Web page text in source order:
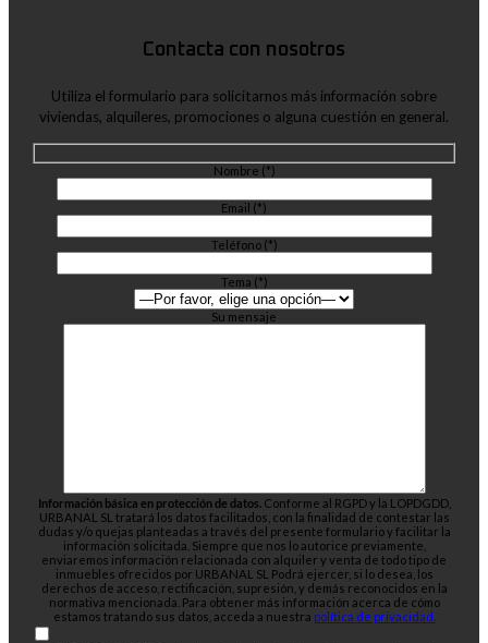
Contacta con nosotros
Utiliza el formulario para solicitarnos más información sobre
viviendas, alquileres, promociones o alguna cuestión en general.
Nombre (*)
Email (*)
Teléfono (*)
Tema (*)
Su mensaje
Información básica en protección de datos.Conforme al RGPD y la LOPDGDD,
URBANAL SL tratará los datos facilitados, con la finalidad de contestar las
dudas y/o quejas planteadas a través del presente formulario y facilitar la
información solicitada. Siempre que nos lo autorice previamente,
enviaremos información relacionada con alquiler y venta de todo tipo de
inmuebles ofrecidos por URBANAL SL Podrá ejercer, si lo desea, los
derechos de acceso, rectificación, supresión, y demás reconocidos en la
normativa mencionada. Para obtener más información acerca de cómo
estamos tratando sus datos, acceda a nuestra política de privacidad.